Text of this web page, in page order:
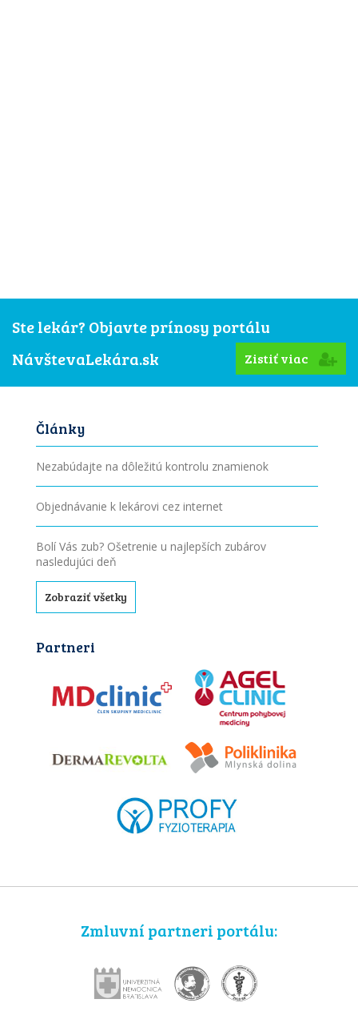
Ste lekár? Objavte prínosy portálu
NávštevaLekára.sk
Zistiť viac
Články
Nezabúdajte na dôležitú kontrolu znamienok
Objednávanie k lekárovi cez internet
Bolí Vás zub? Ošetrenie u najlepších zubárov
nasledujúci deň
Zobraziť všetky
Partneri
Zmluvní partneri portálu: